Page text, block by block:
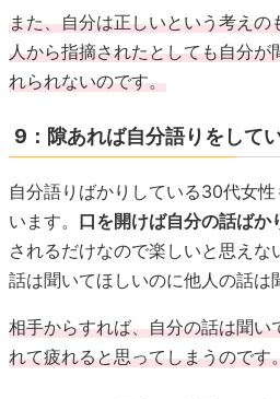
また、自分は正しいという考えの
人から指摘されたとしても自分が
れられないのです。
9：隙あれば自分語りをして
自分語りばかりしている30代女
います。 口を開けば自分の話ばか
されるだけなので楽しいと思え
話は聞いてほしいのに他人の話は
相手からすれば、自分の話は聞い
れて疲れると思ってしまうのです